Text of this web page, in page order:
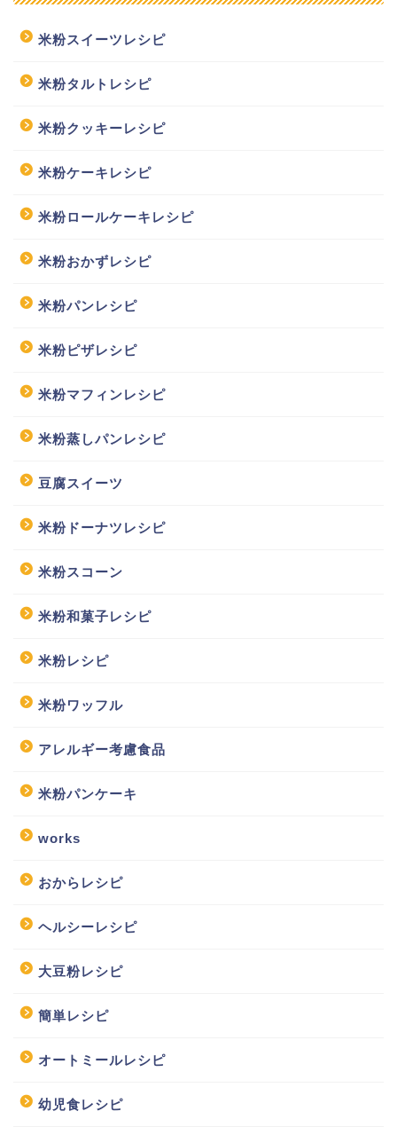
米粉スイーツレシピ
米粉タルトレシピ
米粉クッキーレシピ
米粉ケーキレシピ
米粉ロールケーキレシピ
米粉おかずレシピ
米粉パンレシピ
米粉ピザレシピ
米粉マフィンレシピ
米粉蒸しパンレシピ
豆腐スイーツ
米粉ドーナツレシピ
米粉スコーン
米粉和菓子レシピ
米粉レシピ
米粉ワッフル
アレルギー考慮食品
米粉パンケーキ
works
おからレシピ
ヘルシーレシピ
大豆粉レシピ
簡単レシピ
オートミールレシピ
幼児食レシピ